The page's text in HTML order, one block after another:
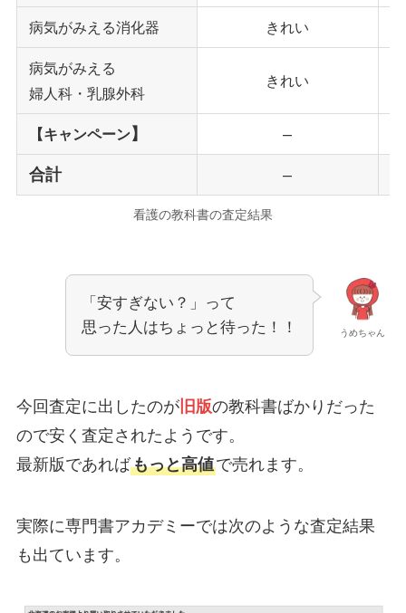
病気がみえる消化器 きれい
病気がみえる
婦人科・乳腺外科
きれい
【キャンペーン】 –
合計 –
看護の教科書の査定結果
うめちゃん
「安すぎない？」って
思った人はちょっと待った！！
今回査定に出したのが旧版の教科書ばかりだった
ので安く査定されたようです。
最新版であればもっと高値で売れます。
実際に専門書アカデミーでは次のような査定結果
も出ています。